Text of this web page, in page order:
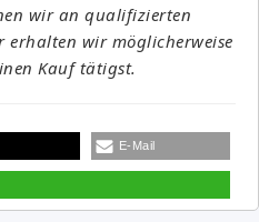
wir an qualifizierten
erhalten wir möglicherweise
Kauf tätigst.
E-Mail